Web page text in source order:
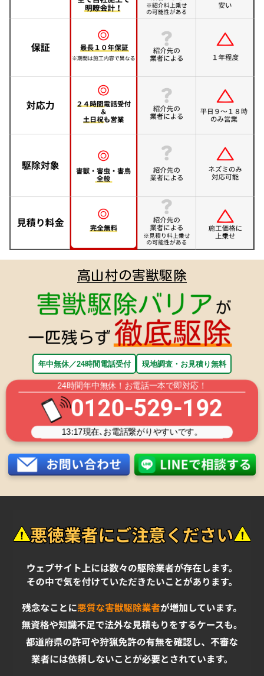
高山村の害獣駆除
年中無休／24時間電話受付 現地調査・お見積り無料
24時間年中無休！お電話一本で即対応！
0120-529-192
13:17現在､お電話繋がりやすいです。